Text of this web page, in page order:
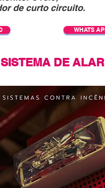
de curto circuito.
WHATS
DE